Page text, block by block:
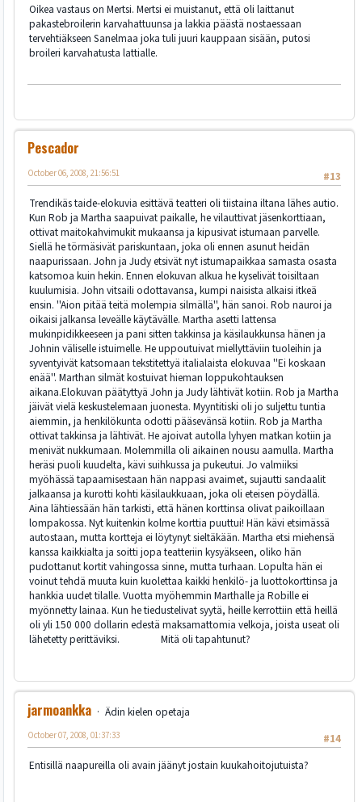
Oikea vastaus on Mertsi. Mertsi ei muistanut, että oli laittanut
pakastebroilerin karvahattuunsa ja lakkia päästä nostaessaan
tervehtiäkseen Sanelmaa joka tuli juuri kauppaan sisään, putosi
broileri karvahatusta lattialle.
Pescador
#13
October 06, 2008, 21:56:51
Trendikäs taide-elokuvia esittävä teatteri oli tiistaina iltana lähes autio.
Kun Rob ja Martha saapuivat paikalle, he vilauttivat jäsenkorttiaan,
ottivat maitokahvimukit mukaansa ja kipusivat istumaan parvelle.
Siellä he törmäsivät pariskuntaan, joka oli ennen asunut heidän
naapurissaan. John ja Judy etsivät nyt istumapaikkaa samasta osasta
katsomoa kuin hekin. Ennen elokuvan alkua he kyselivät toisiltaan
kuulumisia. John vitsaili odottavansa, kumpi naisista alkaisi itkeä
ensin. ''Aion pitää teitä molempia silmällä'', hän sanoi. Rob nauroi ja
oikaisi jalkansa leveälle käytävälle. Martha asetti lattensa
mukinpidikkeeseen ja pani sitten takkinsa ja käsilaukkunsa hänen ja
Johnin väliselle istuimelle. He uppoutuivat miellyttäviin tuoleihin ja
syventyivät katsomaan tekstitettyä italialaista elokuvaa ''Ei koskaan
enää''. Marthan silmät kostuivat hieman loppukohtauksen
aikana.Elokuvan päätyttyä John ja Judy lähtivät kotiin. Rob ja Martha
jäivät vielä keskustelemaan juonesta. Myyntitiski oli jo suljettu tuntia
aiemmin, ja henkilökunta odotti pääsevänsä kotiin. Rob ja Martha
ottivat takkinsa ja lähtivät. He ajoivat autolla lyhyen matkan kotiin ja
menivät nukkumaan. Molemmilla oli aikainen nousu aamulla. Martha
heräsi puoli kuudelta, kävi suihkussa ja pukeutui. Jo valmiiksi
myöhässä tapaamisestaan hän nappasi avaimet, sujautti sandaalit
jalkaansa ja kurotti kohti käsilaukkuaan, joka oli eteisen pöydällä.
Aina lähtiessään hän tarkisti, että hänen korttinsa olivat paikoillaan
lompakossa. Nyt kuitenkin kolme korttia puuttui! Hän kävi etsimässä
autostaan, mutta kortteja ei löytynyt sieltäkään. Martha etsi miehensä
kanssa kaikkialta ja soitti jopa teatteriin kysyäkseen, oliko hän
pudottanut kortit vahingossa sinne, mutta turhaan. Lopulta hän ei
voinut tehdä muuta kuin kuolettaa kaikki henkilö- ja luottokorttinsa ja
hankkia uudet tilalle. Vuotta myöhemmin Marthalle ja Robille ei
myönnetty lainaa. Kun he tiedustelivat syytä, heille kerrottiin että heillä
oli yli 150 000 dollarin edestä maksamattomia velkoja, joista useat oli
lähetetty perittäviksi. Mitä oli tapahtunut?
jarmoankka
Ädin kielen opetaja
#14
October 07, 2008, 01:37:33
Entisillä naapureilla oli avain jäänyt jostain kuukahoitojutuista?